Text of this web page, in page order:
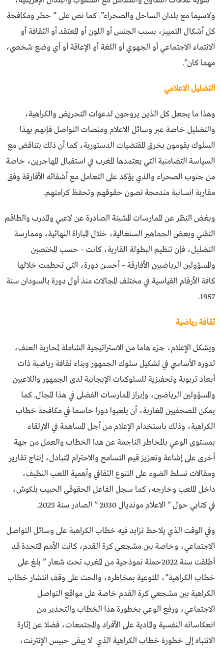
ولاسيما مع بلدان الساحل والصحراء”. كما نص على ” حظر ومكافحة
كل أشكال التمييز، بسبب الجنس أو اللون أو المعتقد أو الثقافة أو
الانتماء الاجتماعي أو الجهوي أو اللغة أو الإعاقة أو أي وضع شخصي،
مهما كان”.
التضليل الاعلامي
وهذا ما يجعل كل الذين يروجون لدعوات التحريض والكراهية،
والتضليل خاصة عبر وسائل الاعلام ومنصات التواصل فإنهم بهذا
السلوك يقومون بخرق المقتضيات الدستورية، كما أن ذلك يتناقض مع
السياسة التضامنية التي يعتمدها المغرب في استقبال المهاجرين، خاصة
من جنوب الصحراء والذي يؤكد على التعامل مع أشقائه الأفارقة وفق
مقاربة انسانية مندمجة تصون حقوقهم وتحفظ كرامتهم.
وبغض النظر عن الممارسات المشينة الصادرة عن لاعبي والمدرب والطاقم
التقني وبعض الجماهير السنغالية، خلال المباراة النهائية، وممارسة
التضليل، فإن تنظيم البطولة القارية، كانت – حسب المختصين
والمسؤولين الرياضيين الأفارقة – أحسن دورة، التي تحطمت خلالها
كافة الأرقام القياسية في مختلف المجالات منذ أول دورة بالسودان سنة
1957.
ثقافة رياضية
ويشكل الإعلام، جزء هاما من الاستراتيجية الشاملة لمحاربة العنف،
لدوره الأساسي في تشكيل سلوك الجمهور وبناء ثقافة رياضية ذات
أبعاد تربوية وتحفيزية للسلوكيات الإيجابية لدى الجمهور واللاعبين
والمسؤولين الرياضين، وإبراز الممارسات الفضلى في هذا المجال. كما
يمكن للصحفيين المغاربة، أن يلعبوا دورا حاسما في مكافحة خطاب
الكراهية، وذلك باستخدام الإعلام من أجل المساهمة في الارتقاء
بمستوى الوعي بالمخاطر الناجمة عن هذا الخطاب والعمل من جهة
أخرى على إشاعة وتعزيز قيم التسامح والاحترام المتبادل، إنتاج تقارير
ومقالات تسلط الضوء على التنوع الثقافي وأهمية اللعب النظيف،
داخل الملعب وخارجه، كما سجل الفاعل الحقوقي الحبيب بلكوش،
في كتابي حول ” الاعلام مونديال 2030 ” الصادر سنة 2025.
وفي الوقت الذي يلاحظ تزايد فيه خطاب الكراهية على وسائل التواصل
الاجتماعي، وخاصة بين مشجعي كرة القدم، كانت الأمم المتحدة قد
أطلقت سنة 2022حملة نموذجية من المغرب تحت شعار ” بلغ على
خطاب الكراهية”، للتوعية بمخاطره، والحث على وقف انتشار خطاب
الكراهية بين مشجعي كرة القدم خاصة على مواقع التواصل
الاجتماعي، ورفع الوعي بخطورة هذا الخطاب والتحذير من
انعكاساته النفسية والمادية على الأفراد والمجتمعات، فضلا عن إثارة
الانتباه إلى خطورة خطاب الكراهية الذي لا يبقى حبيس الإنترنت،